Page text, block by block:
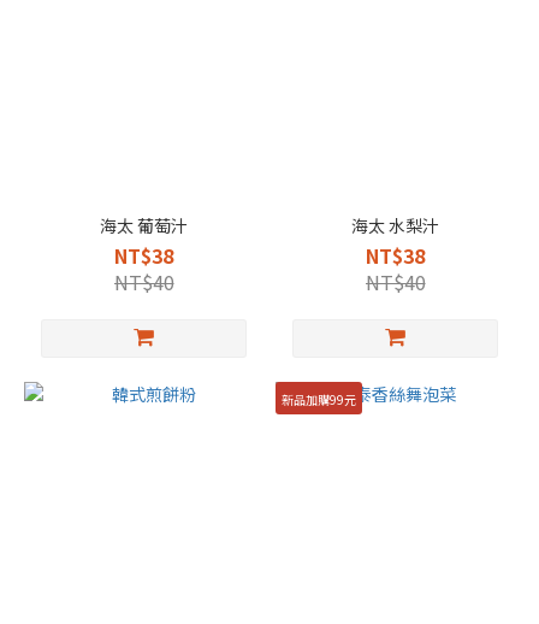
海太 葡萄汁
NT$38
NT$40
海太 水梨汁
NT$38
NT$40
新品加購99元